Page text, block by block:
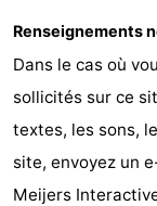
Renseignements
Dans le cas où
sollicités sur ce
textes, les sons,
site, envoyez un
Meijers